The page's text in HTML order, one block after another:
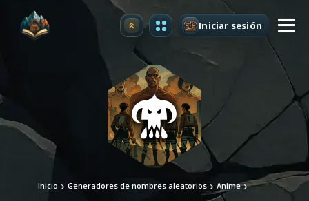
Mejorar Iniciar sesión
Inicio Generadores de nombres aleatorios Anime